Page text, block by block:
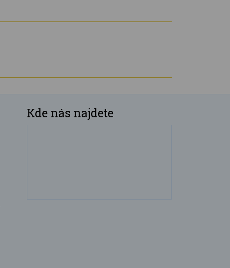
Kde nás najdete